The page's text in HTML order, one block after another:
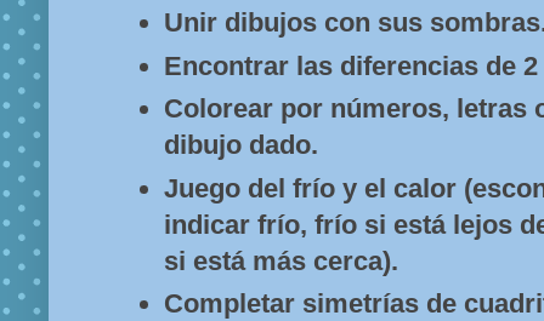
Unir dibujos con sus
Encontrar las diferencias de
Colorear por números, letras
dibujo dado.
Juego del frío y el calor
indicar frío, frío si está lejos
si está más cerca).
Completar simetrías de